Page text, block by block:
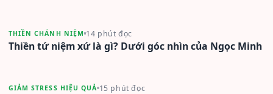
THIỀN CHÁNH NIỆM 14 phút đọc
Thiền tứ niệm xứ là gì? Dưới góc nhìn của Ngọc Minh
GIẢM STRESS HIỆU QUẢ 15 phút đọc